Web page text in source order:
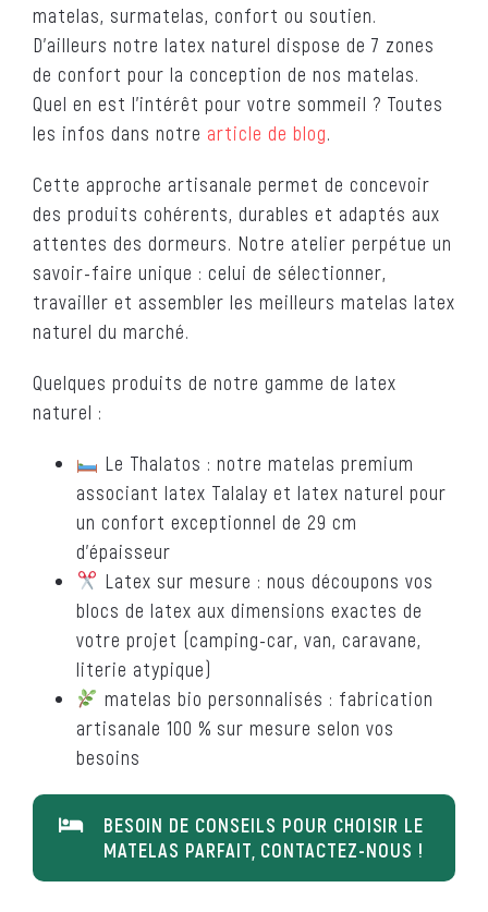
matelas, surmatelas, confort ou soutien.
D’ailleurs notre latex naturel dispose de 7 zones
de confort pour la conception de nos matelas.
Quel en est l’intérêt pour votre sommeil ? Toutes
les infos dans notre article de blog.
Cette approche artisanale permet de concevoir
des produits cohérents, durables et adaptés aux
attentes des dormeurs. Notre atelier perpétue un
savoir-faire unique : celui de sélectionner,
travailler et assembler les meilleurs matelas latex
naturel du marché.
Quelques produits de notre gamme de latex
naturel :
Le Thalatos : notre matelas premium
associant latex Talalay et latex naturel pour
un confort exceptionnel de 29 cm
d’épaisseur
Latex sur mesure : nous découpons vos
blocs de latex aux dimensions exactes de
votre projet (camping-car, van, caravane,
literie atypique)
matelas bio personnalisés : fabrication
artisanale 100 % sur mesure selon vos
besoins
BESOIN DE CONSEILS POUR CHOISIR LE
MATELAS PARFAIT, CONTACTEZ-NOUS !